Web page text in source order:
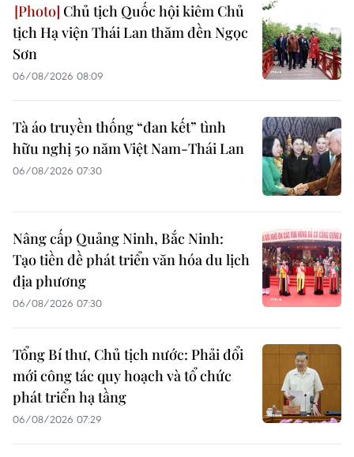
Chủ tịch Quốc hội kiêm Chủ
tịch Hạ viện Thái Lan thăm đền Ngọc
Sơn
06/08/2026 08:09
Tà áo truyền thống “đan kết” tình
hữu nghị 50 năm Việt Nam-Thái Lan
06/08/2026 07:30
Nâng cấp Quảng Ninh, Bắc Ninh:
Tạo tiền đề phát triển văn hóa du lịch
địa phương
06/08/2026 07:30
Tổng Bí thư, Chủ tịch nước: Phải đổi
mới công tác quy hoạch và tổ chức
phát triển hạ tầng
06/08/2026 07:29